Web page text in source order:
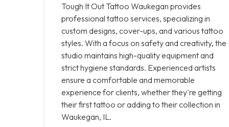
Tough It Out Tattoo Waukegan provides
professional tattoo services, specializing in
custom designs, cover-ups, and various tattoo
styles. With a focus on safety and creativity, the
studio maintains high-quality equipment and
strict hygiene standards. Experienced artists
ensure a comfortable and memorable
experience for clients, whether they're getting
their first tattoo or adding to their collection in
Waukegan, IL.